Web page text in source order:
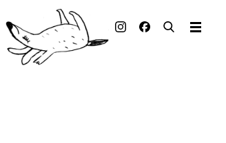
Illustrierte Bücher